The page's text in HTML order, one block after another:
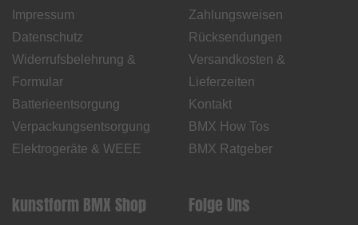
Impressum
Datenschutz
Widerrufsbelehrung &
Formular
Batterieentsorgung
Verpackungsentsorgung
Elektrogeräte & WEEE
Zahlungsweisen
Rücksendungen
Versandkosten &
Lieferzeiten
Kontakt
BMX How Tos
BMX Ratgeber
kunstform BMX Shop Folge Uns